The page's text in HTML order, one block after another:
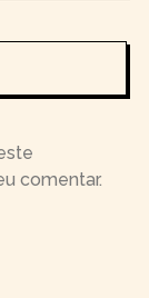
comentar.